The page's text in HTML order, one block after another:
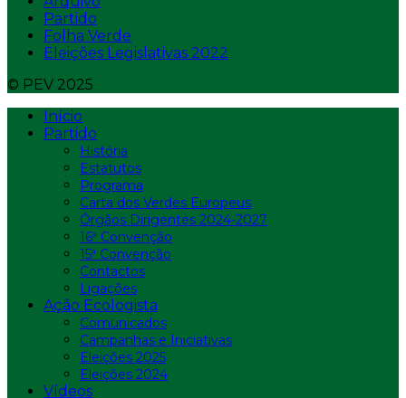
Partido
Folha Verde
Eleições Legislativas 2022
© PEV 2025
Início
Partido
História
Estatutos
Programa
Carta dos Verdes Europeus
Órgãos Dirigentes 2024-2027
16ª Convenção
15ª Convenção
Contactos
Ligações
Ação Ecologista
Comunicados
Campanhas e Iniciativas
Eleições 2025
Eleições 2024
Vídeos